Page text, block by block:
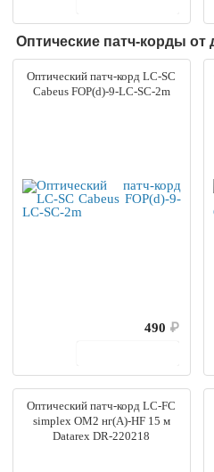
Оптические патч-корды от
Оптический патч-корд LC-SC
Cabeus FOP(d)-9-LC-SC-2m
490 ₽
Оптический патч-корд LC-FC
simplex OM2 нг(А)-HF 15 м
Datarex DR-220218